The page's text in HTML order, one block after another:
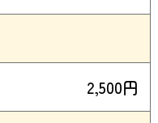
2,500円